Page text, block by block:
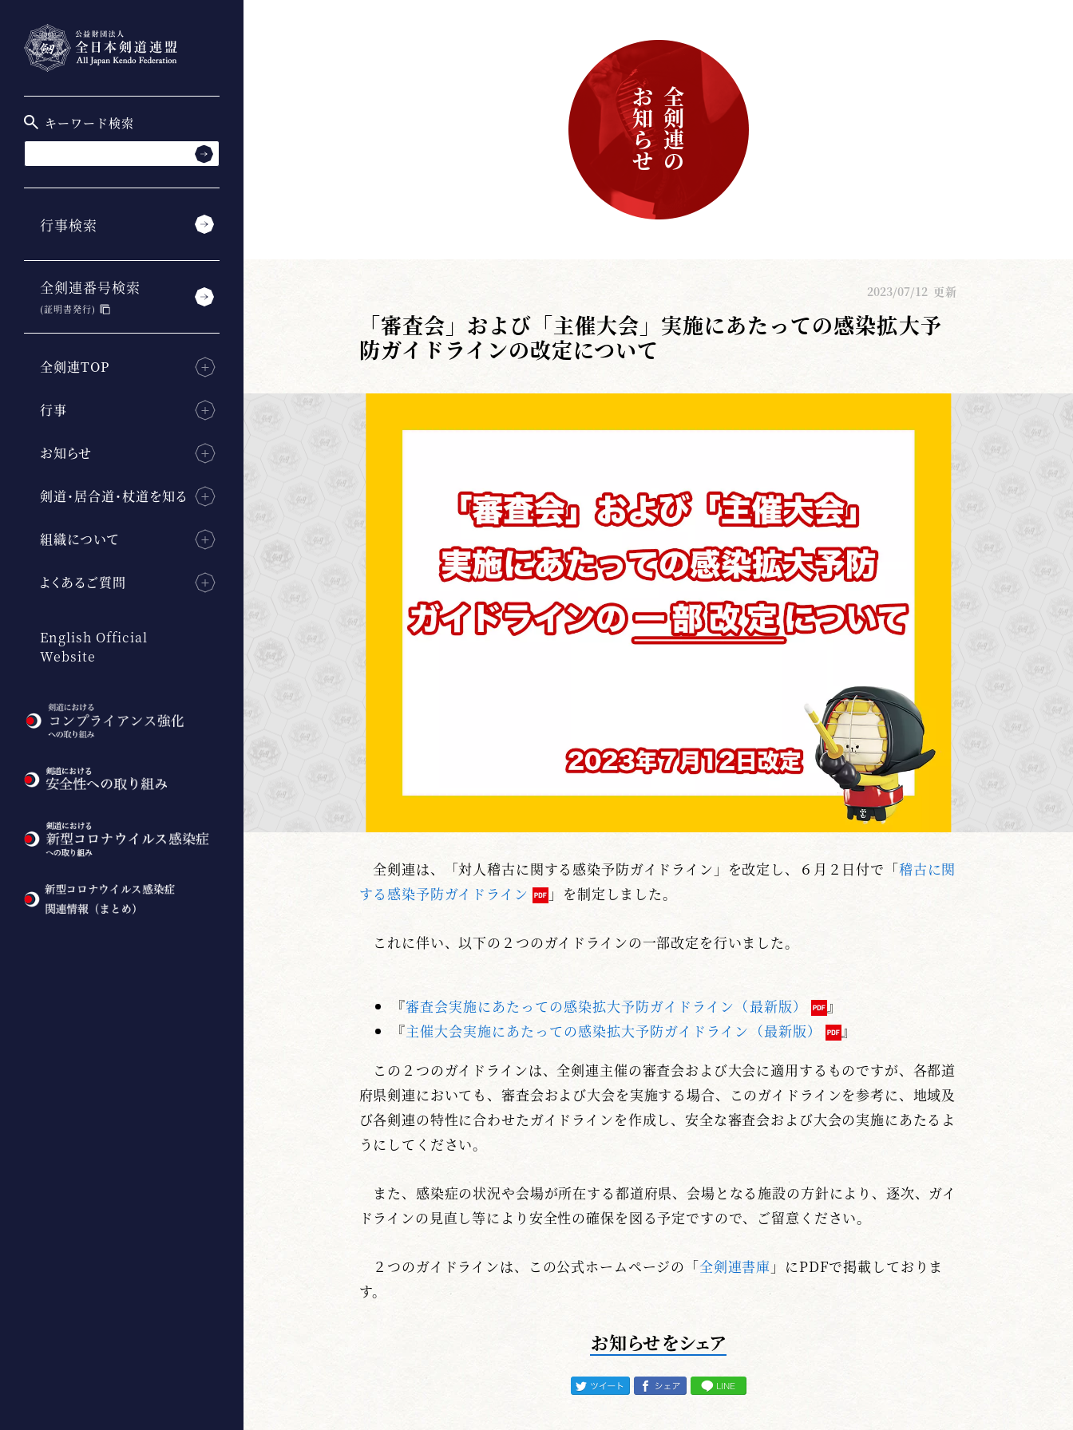
キーワード検索
行事検索
全剣連番号検索
(証明書発行)
全剣連TOP
行事
お知らせ
剣道・居合道・杖道を知る
組織について
よくあるご質問
English Official
Website
全剣連の
お知らせ
2023/07/12 更新
「審査会」および「主催大会」実施にあたっての感染拡大予
防ガイドラインの改定について
全剣連は、「対人稽古に関する感染予防ガイドライン」を改定し、６月２日付で「稽古に関
する感染予防ガイドライン
」を制定しました。
これに伴い、以下の２つのガイドラインの一部改定を行いました。
『審査会実施にあたっての感染拡大予防ガイドライン（最新版）
』
『主催大会実施にあたっての感染拡大予防ガイドライン（最新版）
』
この２つのガイドラインは、全剣連主催の審査会および大会に適用するものですが、各都道
府県剣連においても、審査会および大会を実施する場合、このガイドラインを参考に、地域及
び各剣連の特性に合わせたガイドラインを作成し、安全な審査会および大会の実施にあたるよ
うにしてください。
また、感染症の状況や会場が所在する都道府県、会場となる施設の方針により、逐次、ガイ
ドラインの見直し等により安全性の確保を図る予定ですので、ご留意ください。
２つのガイドラインは、この公式ホームページの「全剣連書庫 」にPDFで掲載しておりま
す。
お知らせをシェア